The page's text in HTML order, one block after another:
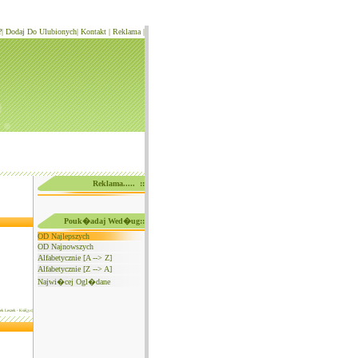
| Dodaj Do Ulubionych| Kontakt | Reklama |
Leszek - Ksiê¿yc|
Reklama..... ::
Pouk�adaj Wed�ug::
OD Najlepszych
OD Najnowszych
Alfabetycznie [A --> Z]
Alfabetycznie [Z --> A]
Najwi�cej Ogl�dane